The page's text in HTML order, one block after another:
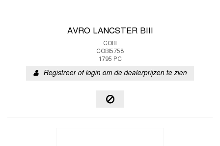
AVRO LANCSTER BIII
COBI
COBI5758
1795 PC
Registreer of login om de dealerprijzen te zien